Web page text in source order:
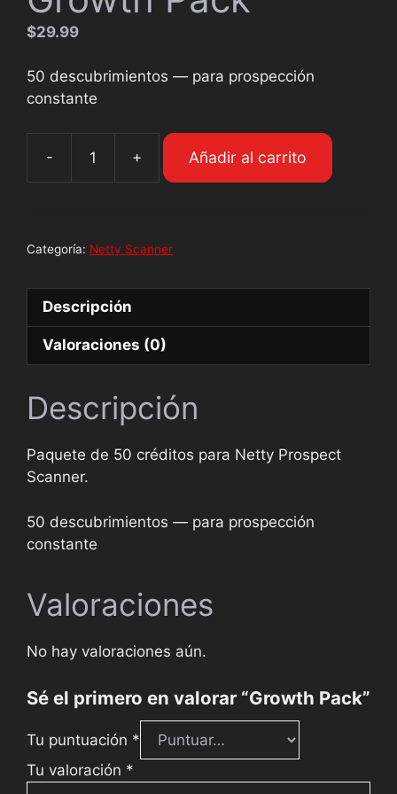
$29.99
50 descubrimientos — para prospección
constante
- + Añadir al carrito
Categoría: Netty Scanner
Descripción
Valoraciones (0)
Descripción
Paquete de 50 créditos para Netty Prospect
Scanner.
50 descubrimientos — para prospección
constante
Valoraciones
No hay valoraciones aún.
Sé el primero en valorar “Growth Pack”
Tu puntuación *
Tu valoración *